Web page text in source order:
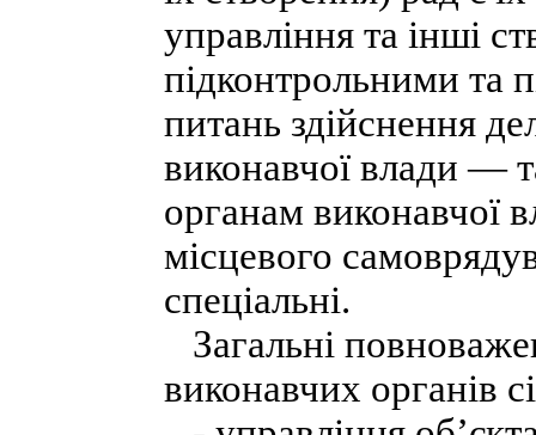
управління та інші
підконтрольними та
питань здійснення
виконавчої влади —
органам виконавчої
місцевого
спеціальні.
Загальні
виконавчих органів